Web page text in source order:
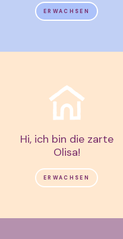
ERWACHSEN
Hi, ich bin die zarte
Olisa!
ERWACHSEN